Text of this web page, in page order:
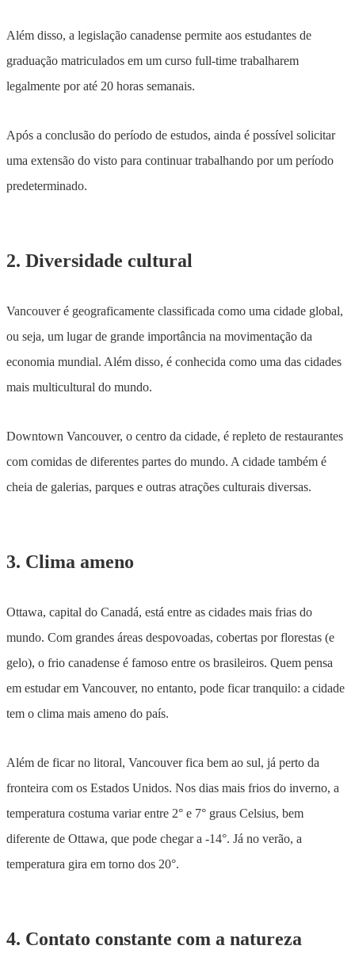
Além disso, a legislação canadense permite aos estudantes de
graduação matriculados em um curso full-time trabalharem
legalmente por até 20 horas semanais.
Após a conclusão do período de estudos, ainda é possível solicitar
uma extensão do visto para continuar trabalhando por um período
predeterminado.
2. Diversidade cultural
Vancouver é geograficamente classificada como uma cidade global,
ou seja, um lugar de grande importância na movimentação da
economia mundial. Além disso, é conhecida como uma das cidades
mais multicultural do mundo.
Downtown Vancouver, o centro da cidade, é repleto de restaurantes
com comidas de diferentes partes do mundo. A cidade também é
cheia de galerias, parques e outras atrações culturais diversas.
3. Clima ameno
Ottawa, capital do Canadá, está entre as cidades mais frias do
mundo. Com grandes áreas despovoadas, cobertas por florestas (e
gelo), o frio canadense é famoso entre os brasileiros. Quem pensa
em estudar em Vancouver, no entanto, pode ficar tranquilo: a cidade
tem o clima mais ameno do país.
Além de ficar no litoral, Vancouver fica bem ao sul, já perto da
fronteira com os Estados Unidos. Nos dias mais frios do inverno, a
temperatura costuma variar entre 2° e 7° graus Celsius, bem
diferente de Ottawa, que pode chegar a -14°. Já no verão, a
temperatura gira em torno dos 20°.
4. Contato constante com a natureza